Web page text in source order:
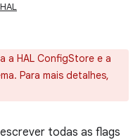
a HAL ConfigStore e a
Para mais detalhes,
todas as flags